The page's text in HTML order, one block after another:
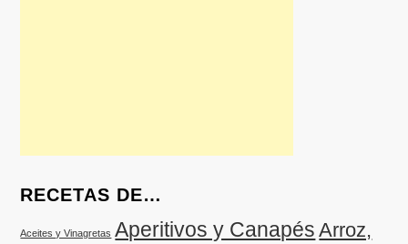
RECETAS DE…
Aceites y Vinagretas Aperitivos y Canapés Arroz,